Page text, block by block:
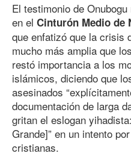
El testimonio de
en el Cinturón Medio de
que enfatizó que la crisis
mucho más amplia que
restó importancia a los
islámicos, diciendo que
asesinados
documentación de larga
gritan el eslogan
Grande]” en un intento
cristianas.